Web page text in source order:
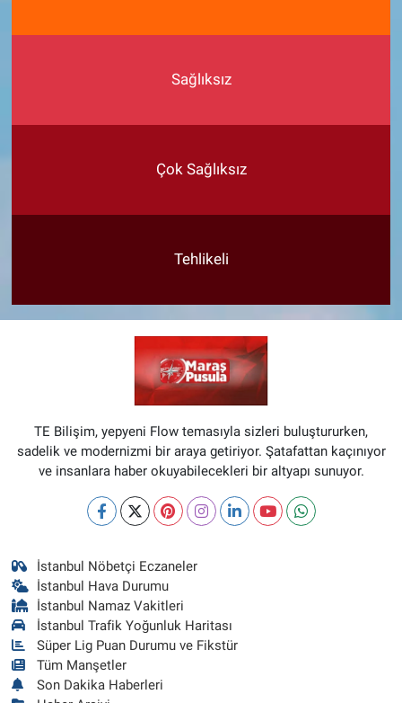
Sağlıksız
Çok Sağlıksız
Tehlikeli
TE Bilişim, yepyeni Flow temasıyla sizleri buluştururken,
sadelik ve modernizmi bir araya getiriyor. Şatafattan kaçınıyor
ve insanlara haber okuyabilecekleri bir altyapı sunuyor.
İstanbul Nöbetçi Eczaneler
İstanbul Hava Durumu
İstanbul Namaz Vakitleri
İstanbul Trafik Yoğunluk Haritası
Süper Lig Puan Durumu ve Fikstür
Tüm Manşetler
Son Dakika Haberleri